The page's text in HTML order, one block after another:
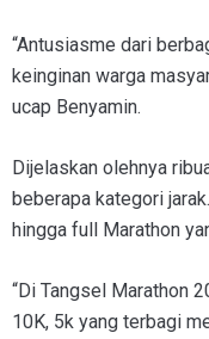
“Antusiasme dari
keinginan warga
ucap Benyamin.
Dijelaskan olehnya
beberapa kategori
hingga full Marathon
“Di Tangsel Marathon
10K, 5k yang terbagi